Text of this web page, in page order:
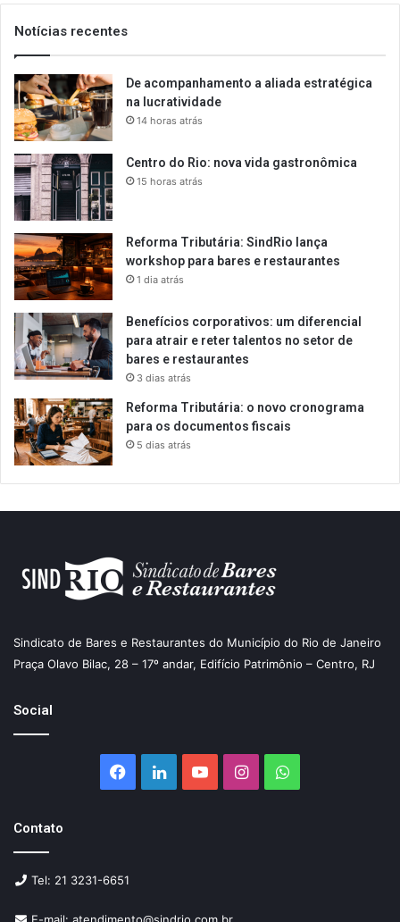
Notícias recentes
De acompanhamento a aliada estratégica
na lucratividade
14 horas atrás
Centro do Rio: nova vida gastronômica
15 horas atrás
Reforma Tributária: SindRio lança
workshop para bares e restaurantes
1 dia atrás
Benefícios corporativos: um diferencial
para atrair e reter talentos no setor de
bares e restaurantes
3 dias atrás
Reforma Tributária: o novo cronograma
para os documentos fiscais
5 dias atrás
Sindicato de Bares e Restaurantes do Município do Rio de Janeiro
Praça Olavo Bilac, 28 – 17º andar, Edifício Patrimônio – Centro, RJ
Social
Facebook
LinkedinYouTubeInstagramWhatsApp
Contato
Tel: 21 3231-6651